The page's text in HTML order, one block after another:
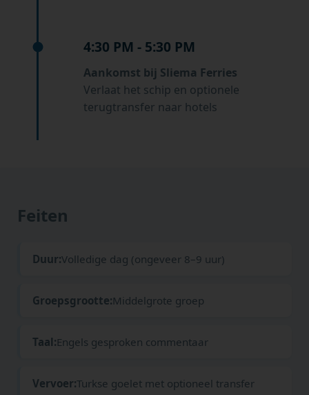
4:30 PM - 5:30 PM
Aankomst bij Sliema Ferries
Verlaat het schip en optionele
terugtransfer naar hotels
Feiten
Duur:Volledige dag (ongeveer 8–9 uur)
Groepsgrootte:Middelgrote groep
Taal:Engels gesproken commentaar
Vervoer:Turkse goelet met optioneel transfer